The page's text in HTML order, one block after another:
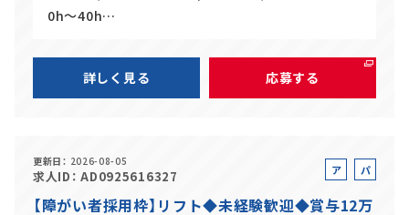
0h～40h…
詳しく見る 応募する
更新日 2026-08-05
求人ID AD0925616327
ア
バ
パ
ト
【障がい者採用枠】リフト◆未経験歓迎◆賞与12万